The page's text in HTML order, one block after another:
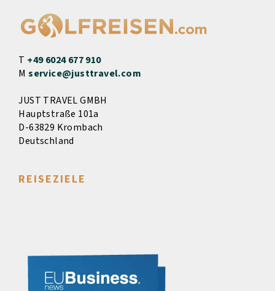
T +49 6024 677 910
Mservice@justtravel.com
JUST TRAVEL GMBH
Hauptstraße 101a
D-63829 Krombach
Deutschland
REISEZIELE